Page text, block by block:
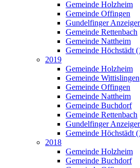
Gemeinde Holzheim
Gemeinde Offingen
Gundelfinger Anzeiger
Gemeinde Rettenbach
Gemeinde Nattheim
Gemeinde Höchstädt
2019
Gemeinde Holzheim
Gemeinde Wittislingen
Gemeinde Offingen
Gemeinde Nattheim
Gemeinde Buchdorf
Gemeinde Rettenbach
Gundelfinger Anzeiger
Gemeinde Höchstädt
2018
Gemeinde Holzheim
Gemeinde Buchdorf